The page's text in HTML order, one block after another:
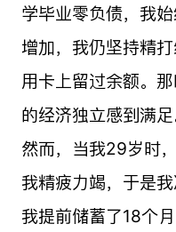
学毕业零负债，我
增加，我仍坚持精
用卡上留过余额。
的经济独立感到满足
然而，当我29岁时
我精疲力竭，于是
我提前储蓄了18个